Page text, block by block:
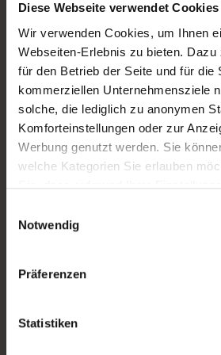
Diese Webseite verwendet Cookies
Wir verwenden Cookies, um Ihnen
Webseiten-Erlebnis zu bieten.
für den Betrieb der Seite und für die
kommerziellen Unternehmensziele
solche, die lediglich zu anonymen
Komforteinstellungen oder zur
Werbung genutzt werden. Sie
welche Kategorien Sie erlauben
Sie, dass aufgrund Ihrer
Weitere Informationen finden Sie in
Notwendig
Präferenzen
Statistiken
LTE: Nein
Displayauflösung: 2880 x
Tastaturlayout:
ohne
Grafikkartenspeicher: 4 GB
Fingerprintreader: Ja
Partnerprogramm:
Datenspeicher:
Prozessor:
Intel